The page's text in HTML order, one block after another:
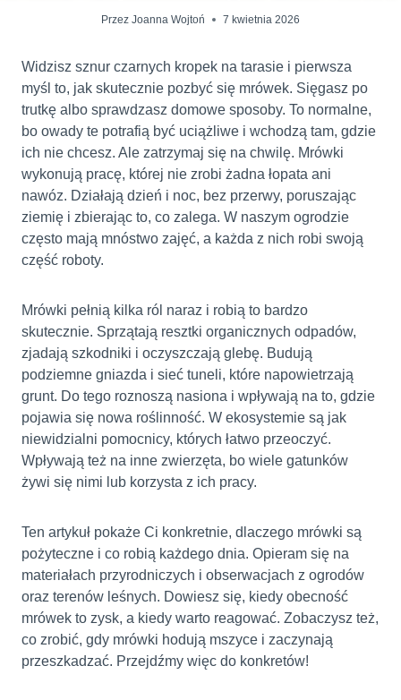
Przez Joanna Wojtoń 7 kwietnia 2026
Widzisz sznur czarnych kropek na tarasie i pierwsza
myśl to, jak skutecznie pozbyć się mrówek. Sięgasz po
trutkę albo sprawdzasz domowe sposoby. To normalne,
bo owady te potrafią być uciążliwe i wchodzą tam, gdzie
ich nie chcesz. Ale zatrzymaj się na chwilę. Mrówki
wykonują pracę, której nie zrobi żadna łopata ani
nawóz. Działają dzień i noc, bez przerwy, poruszając
ziemię i zbierając to, co zalega. W naszym ogrodzie
często mają mnóstwo zajęć, a każda z nich robi swoją
część roboty.
Mrówki pełnią kilka ról naraz i robią to bardzo
skutecznie. Sprzątają resztki organicznych odpadów,
zjadają szkodniki i oczyszczają glebę. Budują
podziemne gniazda i sieć tuneli, które napowietrzają
grunt. Do tego roznoszą nasiona i wpływają na to, gdzie
pojawia się nowa roślinność. W ekosystemie są jak
niewidzialni pomocnicy, których łatwo przeoczyć.
Wpływają też na inne zwierzęta, bo wiele gatunków
żywi się nimi lub korzysta z ich pracy.
Ten artykuł pokaże Ci konkretnie, dlaczego mrówki są
pożyteczne i co robią każdego dnia. Opieram się na
materiałach przyrodniczych i obserwacjach z ogrodów
oraz terenów leśnych. Dowiesz się, kiedy obecność
mrówek to zysk, a kiedy warto reagować. Zobaczysz też,
co zrobić, gdy mrówki hodują mszyce i zaczynają
przeszkadzać. Przejdźmy więc do konkretów!